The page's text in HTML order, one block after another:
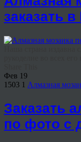
заказать
Фев 19
1503 1 Алмазная
Заказать
по фото с